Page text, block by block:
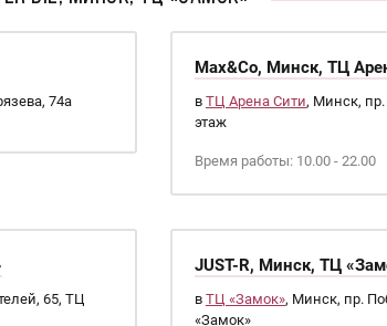
74а
Max&Co, Минск, ТЦ
в ТЦ Арена Сити, Минск, пр.
этаж
Время работы: 10.00 - 22.00
65, ТЦ
JUST-R, Минск, ТЦ
в ТЦ «Замок», Минск, пр.
«Замок»